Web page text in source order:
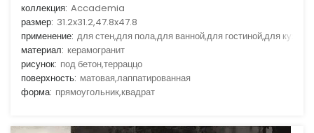
коллекция: Accademia
размер: 31.2x31.2,47.8x47.8
применение: для стен,для пола,для ванной,для гостиной,для кухни
материал: керамогранит
рисунок: под бетон,терраццо
поверхность: матовая,лаппатированная
форма: прямоугольник,квадрат